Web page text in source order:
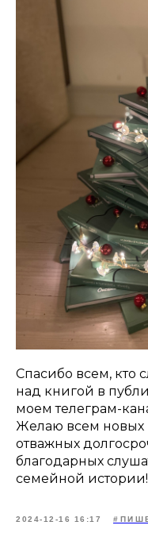
Спасибо всем, кто
над книгой в
моем телеграм-
Желаю всем новых
отважных
благодарных
семейной истории!
2024-12-16 16:17